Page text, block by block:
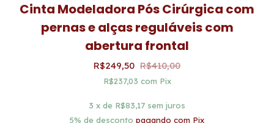
Cinta Modeladora Pós Cirúrgica com
pernas e alças reguláveis com
abertura frontal
R$249,50 R$410,00
R$237,03 com Pix
3 x de R$83,17 sem juros
5% de desconto pagando com Pix